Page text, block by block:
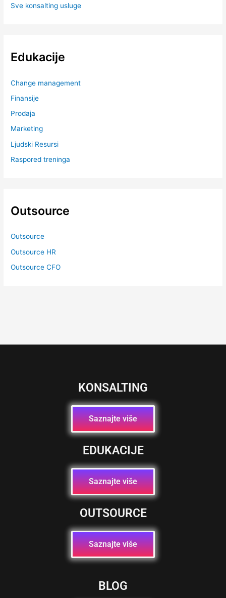
Sve konsalting usluge
Edukacije
Change management
Finansije
Prodaja
Marketing
Ljudski Resursi
Raspored treninga
Outsource
Outsource
Outsource HR
Outsource CFO
KONSALTING
Saznajte više
EDUKACIJE
Saznajte više
OUTSOURCE
Saznajte više
BLOG